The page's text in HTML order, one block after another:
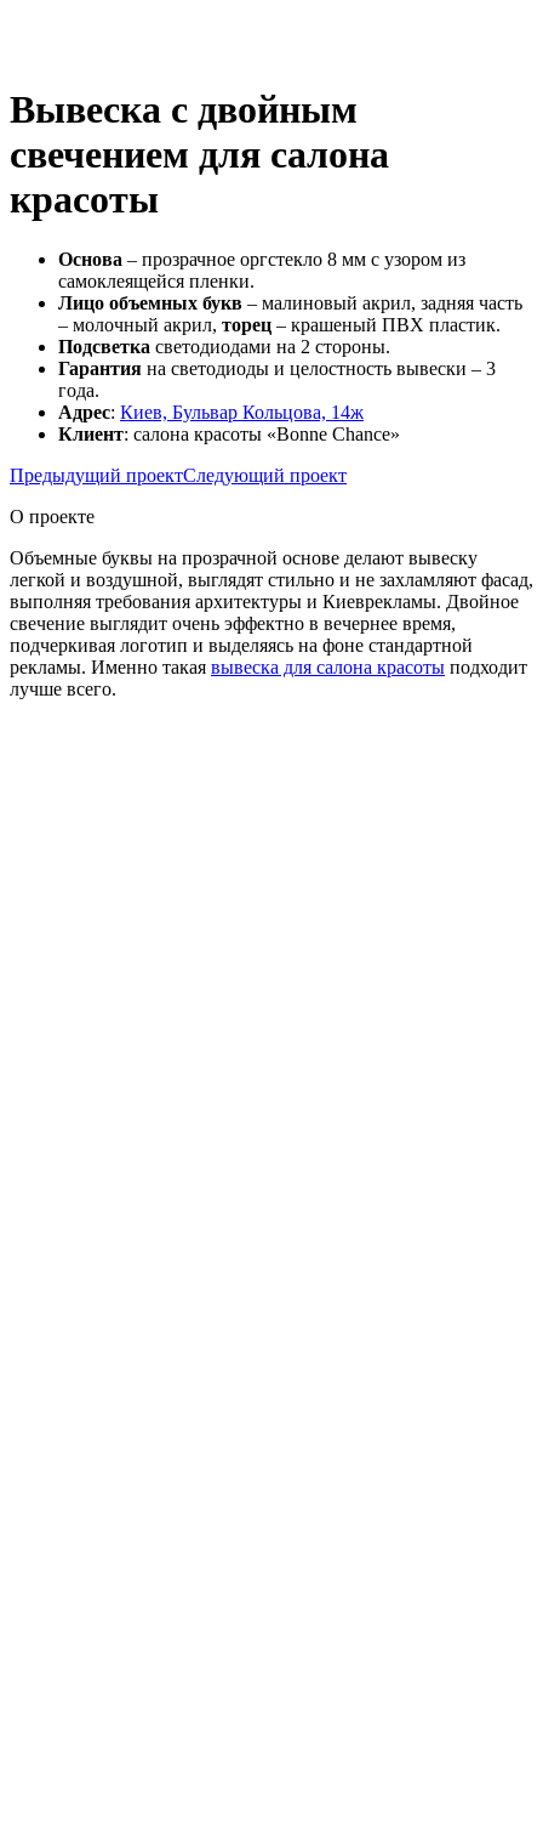
Вывеска с двойным
свечением для салона
красоты
Основа – прозрачное оргстекло 8 мм с узором из
самоклеящейся пленки.
Лицо объемных букв – малиновый акрил, задняя часть
– молочный акрил, торец – крашеный ПВХ пластик.
Подсветка светодиодами на 2 стороны.
Гарантия на светодиоды и целостность вывески – 3
года.
Адрес: Киев, Бульвар Кольцова, 14ж
Клиент: салона красоты «Bonne Chance»
Предыдущий проектСледующий проект
О проекте
Объемные буквы на прозрачной основе делают вывеску
легкой и воздушной, выглядят стильно и не захламляют фасад,
выполняя требования архитектуры и Киеврекламы. Двойное
свечение выглядит очень эффектно в вечернее время,
подчеркивая логотип и выделяясь на фоне стандартной
рекламы. Именно такая вывеска для салона красоты подходит
лучше всего.